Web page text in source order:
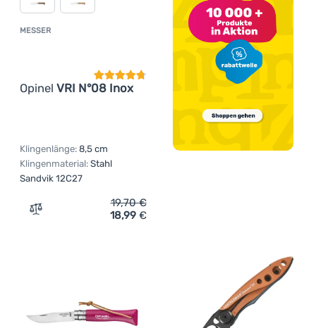
MESSER
Opinel VRI N°08 Inox
Klingenlänge: 8,5 cm
Klingenmaterial: Stahl
Sandvik 12C27
Zum Vergleich 'Messer Opinel VRI N°08 Inox' hinzufügen
19,70€
18,99 €